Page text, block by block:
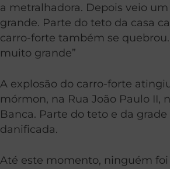
a metralhadora. Depois veio
grande. Parte do teto da casa
carro-forte também se
muito grande”
A explosão do carro-forte
mórmon, na Rua João Paulo II,
Banca. Parte do teto e da
danificada.
Até este momento, ninguém foi